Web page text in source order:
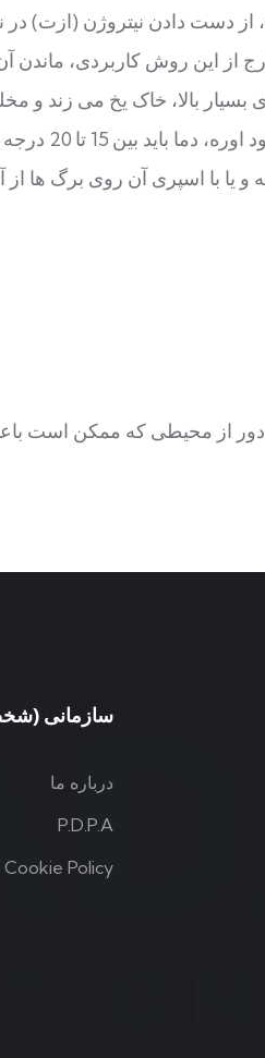
از دست دادن نیتروژن (ازت) در
از این روش کاربردی، ماندن
بسیار بالا، خاک یخ می زند و
و بهره وری آن مشکل می
به دور از محیطی که ممکن است
سازمانی
درباره ما
P.D.P.A
Cookie Policy